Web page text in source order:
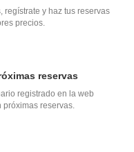
regístrate y haz tus reservas
precios.
reservas
registrado en la web
reservas.